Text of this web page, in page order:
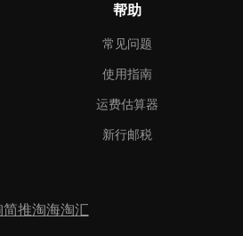
帮助
常见问题
使用指南
运费估算器
新行邮税
简推淘海淘汇